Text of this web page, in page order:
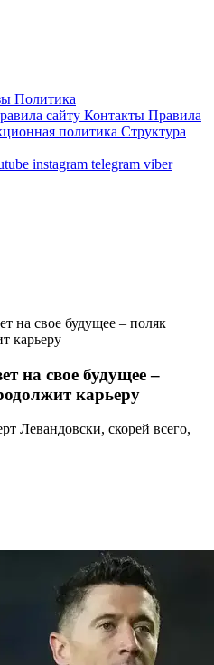
Политика
сайту Контакты Правила
политика Структура
instagram telegram viber
на свое будущее – поляк
карьеру
на свое будущее –
карьеру
Левандовски, скорей всего,